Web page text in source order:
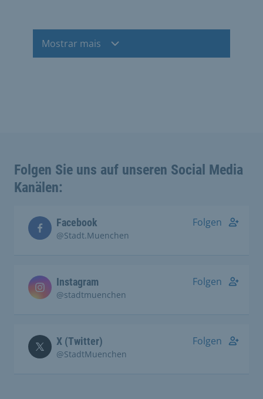
Mostrar mais
Folgen Sie uns auf unseren Social Media
Kanälen:
Facebook
@Stadt.Muenchen
Folgen
Instagram
@stadtmuenchen
Folgen
X (Twitter)
@StadtMuenchen
Folgen